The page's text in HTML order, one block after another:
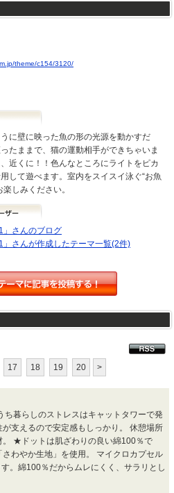
theme/c154/3120/
に壁に映った魚の形の光源を動かすだ
たままで、猫の運動相手ができちゃいま
近くに！！色んなところにライトをピカ
して遊べます。室内をスイスイ泳ぐ“お魚
しみください。
1」さんのブログ
1」さんが作成したテーマ一覧(2件)
17 18 19 20 >
暮らしのストレスはキャットタワーで発
支えるので安定感もしっかり。 休憩場所
★ドットは肌ざわりの良い綿100％で
わやか生地」を使用。 マイクロカプセル
。綿100％だからムレにくく、サラリとし